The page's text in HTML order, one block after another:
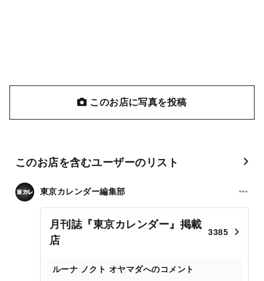
このお店に写真を投稿
このお店を含むユーザーのリスト
東京カレンダー編集部
月刊誌『東京カレンダー』掲載
店
3385
ルーナ ノクト オヤマダへのコメント